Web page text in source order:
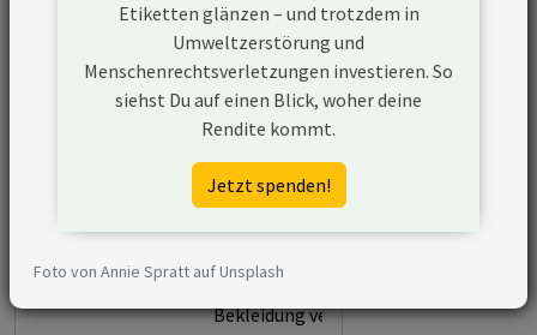
https://corporate.target.com/
Konflikte
Die Target Corporation ist ein
führendes US-amerikanisches
Einzelhandelsunternehmen
das Lebensmittel,
Papierprodukte, Möbel und
Bekleidung vertreibt.
Etiketten glänzen – und trotzdem in
Umweltzerstörung und
Menschenrechtsverletzungen investieren. So
siehst Du auf einen Blick, woher deine
Rendite kommt.
Jetzt spenden!
Foto von Annie Spratt auf Unsplash